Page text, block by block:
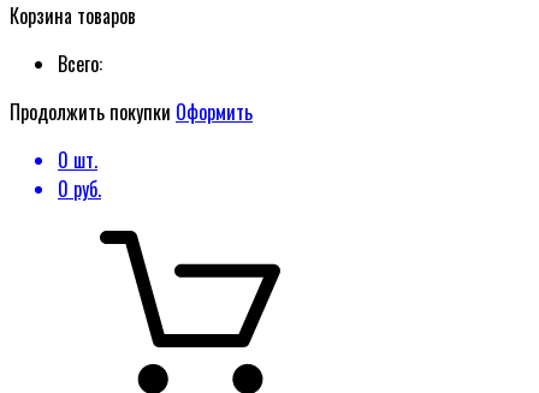
Корзина товаров
Всего:
Продолжить покупки Оформить
0 шт.
0 руб.